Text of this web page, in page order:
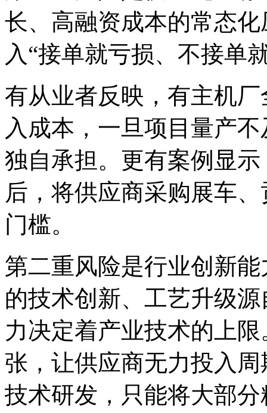
长、高融资成本的常态
入“接单就亏损、不接单
有从业者反映，有主机
入成本，一旦项目量产
独自承担。更有案例显
后，将供应商采购展车
门槛。
第二重风险是行业创新
的技术创新、工艺升级
力决定着产业技术的上
张，让供应商无力投入
技术研发，只能将大部